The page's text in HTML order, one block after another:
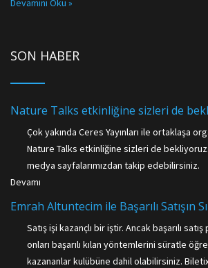
SON HABER
Nature Talks etkinliğine sizleri de
Çok yakında Ceres Yayınları ile ortaklaşa
Nature Talks etkinliğine sizleri de
medya sayfalarımızdan takip edebilirsiniz.
Devamı
Emrah Altuntecim ile Başarılı Satışın
Satış işi kazançlı bir iştir. Ancak başarılı
onları başarılı kılan yöntemlerini süratle
kazananlar kulübüne dahil olabilirsiniz.